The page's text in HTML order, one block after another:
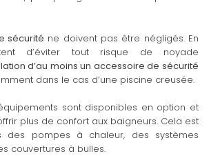
sécurité ne doivent pas être négligés. En
d’éviter tout risque de noyade
d’au moins un accessoire de sécurité
dans le cas d’une piscine creusée.
sont disponibles en option et
plus de confort aux baigneurs. Cela est
des pompes à chaleur, des systèmes
couvertures à bulles.